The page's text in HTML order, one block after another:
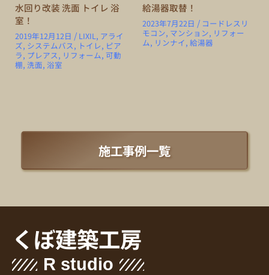
水回り改装 洗面 トイレ 浴
室！
2019年12月12日 / LIXIL, アライ
ズ, システムバス, トイレ, ピア
ラ, プレアス, リフォーム, 可動
棚, 洗面, 浴室
給湯器取替！
2023年7月22日 / コードレスリ
モコン, マンション, リフォー
ム, リンナイ, 給湯器
施工事例一覧
くぼ建築工房
R studio